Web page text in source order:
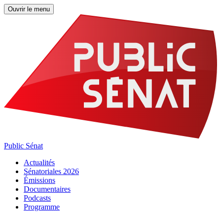
Ouvrir le menu
Public Sénat
Actualités
Sénatoriales 2026
Émissions
Documentaires
Podcasts
Programme